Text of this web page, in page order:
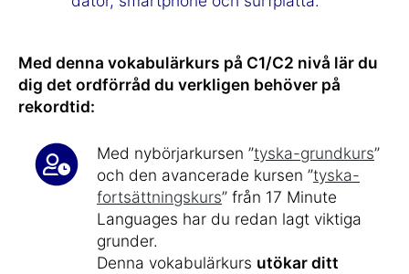
Med denna vokabulärkurs på C1/C2 nivå lär du
dig det ordförråd du verkligen behöver på
rekordtid:
Med nybörjarkursen ”tyska-grundkurs”
och den avancerade kursen ”tyska-
fortsättningskurs” från 17 Minute
Languages har du redan lagt viktiga
grunder.
Denna vokabulärkurs utökar ditt